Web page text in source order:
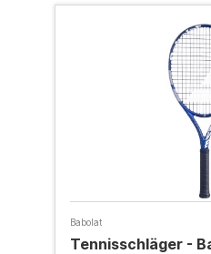
Babolat
Tennisschläger -